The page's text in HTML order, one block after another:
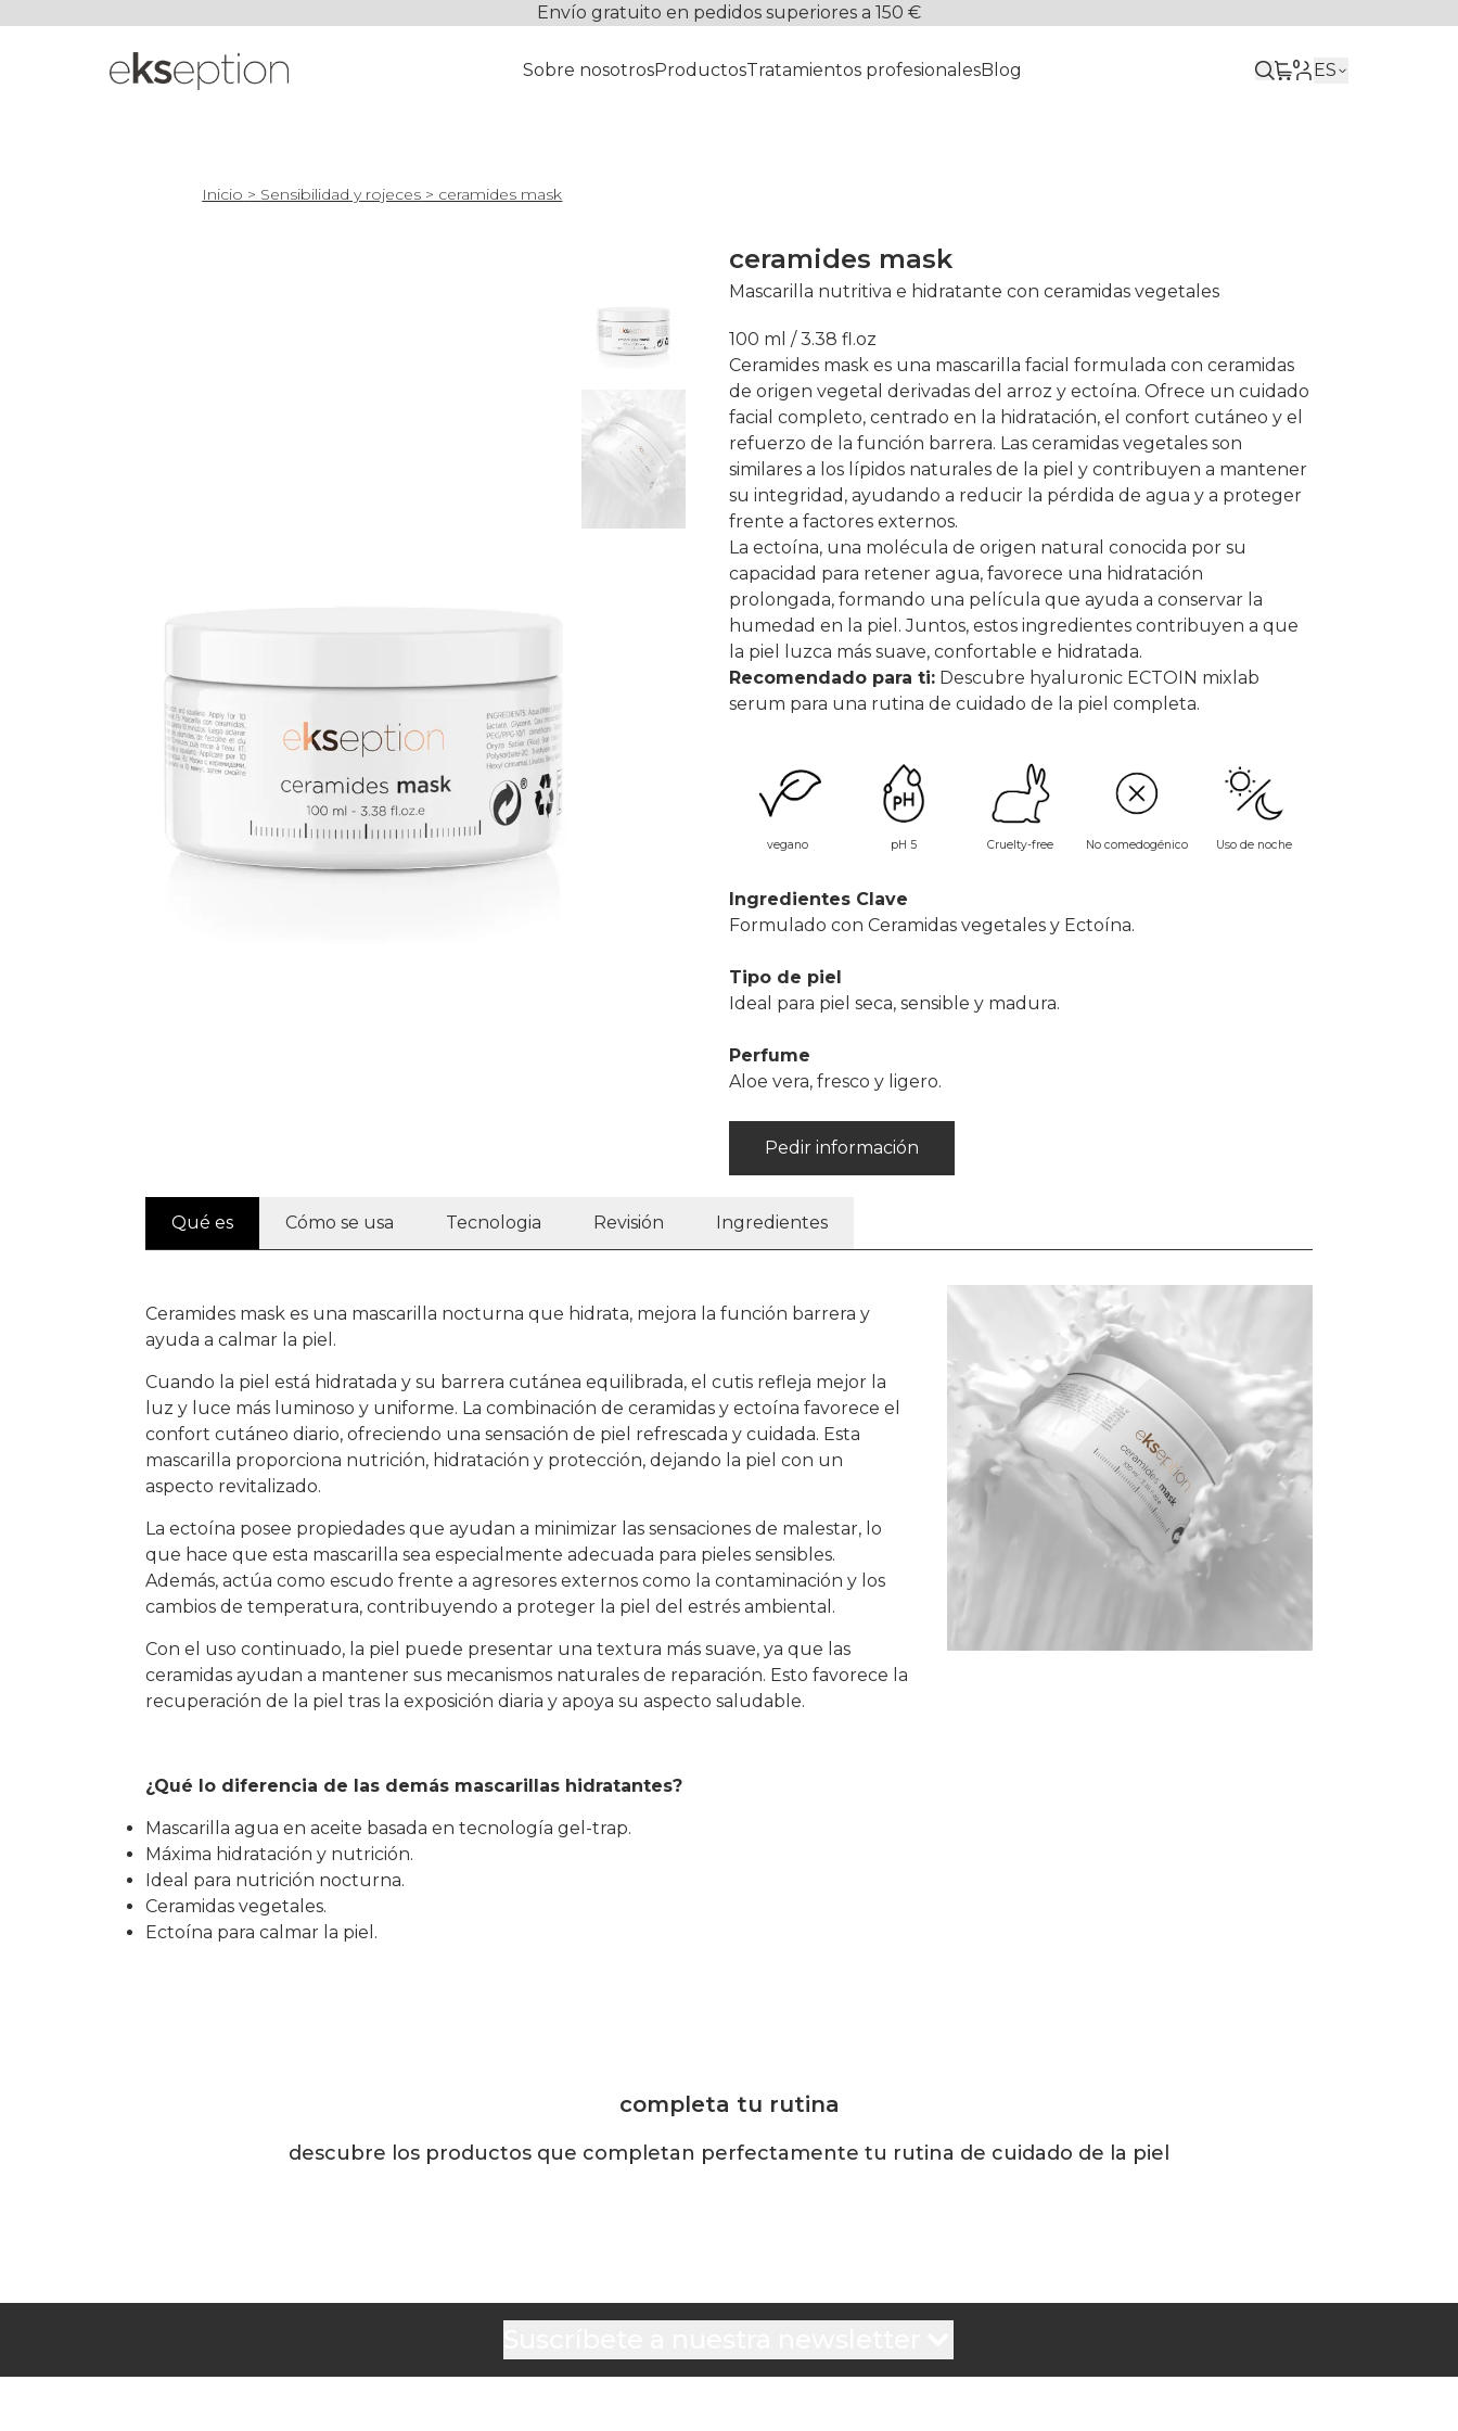
Envío gratuito en pedidos superiores a 150 €
Sobre nosotrosProductosTratamientos profesionalesBlog 0 ES
Inicio > Sensibilidad y rojeces > ceramides mask
ceramides mask
Mascarilla nutritiva e hidratante con ceramidas vegetales
100 ml / 3.38 fl.oz
Ceramides mask es una mascarilla facial formulada con ceramidas
de origen vegetal derivadas del arroz y ectoína. Ofrece un cuidado
facial completo, centrado en la hidratación, el confort cutáneo y el
refuerzo de la función barrera. Las ceramidas vegetales son
similares a los lípidos naturales de la piel y contribuyen a mantener
su integridad, ayudando a reducir la pérdida de agua y a proteger
frente a factores externos.
La ectoína, una molécula de origen natural conocida por su
capacidad para retener agua, favorece una hidratación
prolongada, formando una película que ayuda a conservar la
humedad en la piel. Juntos, estos ingredientes contribuyen a que
la piel luzca más suave, confortable e hidratada.
Recomendado para ti: Descubre hyaluronic ECTOIN mixlab
serum para una rutina de cuidado de la piel completa.
vegano pH 5 Cruelty-free No comedogénico Uso de noche
Ingredientes Clave
Formulado con Ceramidas vegetales y Ectoína.
Tipo de piel
Ideal para piel seca, sensible y madura.
Perfume
Aloe vera, fresco y ligero.
Pedir información
Qué es Cómo se usa Tecnologia Revisión Ingredientes
Ceramides mask es una mascarilla nocturna que hidrata, mejora la función barrera y
ayuda a calmar la piel.
Cuando la piel está hidratada y su barrera cutánea equilibrada, el cutis refleja mejor la
luz y luce más luminoso y uniforme. La combinación de ceramidas y ectoína favorece el
confort cutáneo diario, ofreciendo una sensación de piel refrescada y cuidada. Esta
mascarilla proporciona nutrición, hidratación y protección, dejando la piel con un
aspecto revitalizado.
La ectoína posee propiedades que ayudan a minimizar las sensaciones de malestar, lo
que hace que esta mascarilla sea especialmente adecuada para pieles sensibles.
Además, actúa como escudo frente a agresores externos como la contaminación y los
cambios de temperatura, contribuyendo a proteger la piel del estrés ambiental.
Con el uso continuado, la piel puede presentar una textura más suave, ya que las
ceramidas ayudan a mantener sus mecanismos naturales de reparación. Esto favorece la
recuperación de la piel tras la exposición diaria y apoya su aspecto saludable.
¿Qué lo diferencia de l as demás mascarillas hidratantes?
Mascarilla agua en aceite basada en tecnología gel-trap.
Máxima hidratación y nutrición.
Ideal para nutrición nocturna.
Ceramidas vegetales.
Ectoína para calmar la piel.
completa tu rutina
descubre los productos que completan perfectamente tu rutina de cuidado de la piel